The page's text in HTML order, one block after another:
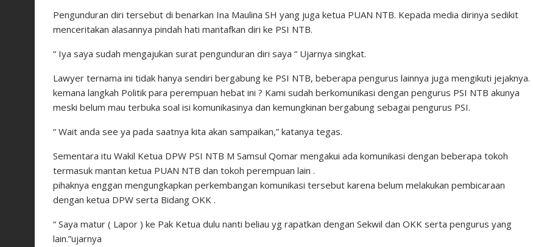
Pengunduran diri tersebut di benarkan Ina Maulina SH yang juga ketua PUAN NTB. Kepada media dirinya sedikit
menceritakan alasannya pindah hati mantafkan diri ke PSI NTB.
“ Iya saya sudah mengajukan surat pengunduran diri saya “ Ujarnya singkat.
Lawyer ternama ini tidak hanya sendiri bergabung ke PSI NTB, beberapa pengurus lainnya juga mengikuti jejaknya.
kemana langkah Politik para perempuan hebat ini ? Kami sudah berkomunikasi dengan pengurus PSI NTB akunya
meski belum mau terbuka soal isi komunikasinya dan kemungkinan bergabung sebagai pengurus PSI.
“ Wait anda see ya pada saatnya kita akan sampaikan,” katanya tegas.
Sementara itu Wakil Ketua DPW PSI NTB M Samsul Qomar mengakui ada komunikasi dengan beberapa tokoh
termasuk mantan ketua PUAN NTB dan tokoh perempuan lain .
pihaknya enggan mengungkapkan perkembangan komunikasi tersebut karena belum melakukan pembicaraan
dengan ketua DPW serta Bidang OKK .
“ Saya matur ( Lapor ) ke Pak Ketua dulu nanti beliau yg rapatkan dengan Sekwil dan OKK serta pengurus yang
lain.”ujarnya